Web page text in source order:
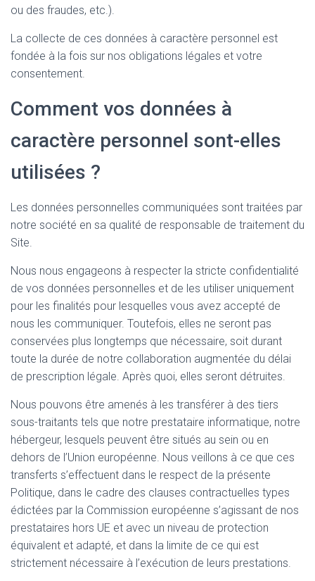
ou des fraudes, etc.).
La collecte de ces données à caractère personnel est
fondée à la fois sur nos obligations légales et votre
consentement.
Comment vos données à
caractère personnel sont-elles
utilisées ?
Les données personnelles communiquées sont traitées par
notre société en sa qualité de responsable de traitement du
Site.
Nous nous engageons à respecter la stricte confidentialité
de vos données personnelles et de les utiliser uniquement
pour les finalités pour lesquelles vous avez accepté de
nous les communiquer. Toutefois, elles ne seront pas
conservées plus longtemps que nécessaire, soit durant
toute la durée de notre collaboration augmentée du délai
de prescription légale. Après quoi, elles seront détruites.
Nous pouvons être amenés à les transférer à des tiers
sous-traitants tels que notre prestataire informatique, notre
hébergeur, lesquels peuvent être situés au sein ou en
dehors de l’Union européenne. Nous veillons à ce que ces
transferts s’effectuent dans le respect de la présente
Politique, dans le cadre des clauses contractuelles types
édictées par la Commission européenne s’agissant de nos
prestataires hors UE et avec un niveau de protection
équivalent et adapté, et dans la limite de ce qui est
strictement nécessaire à l’exécution de leurs prestations.